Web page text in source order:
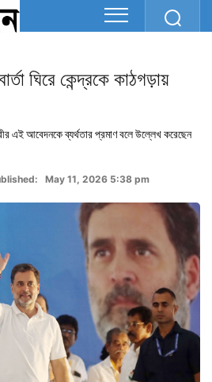
ঘিরে কেন্দ্রকে কাঠগড়ায়
এই আবেদনকে ব্যর্থতার প্রমাণ বলে উল্লেখ করেছেন
May 11, 2026 5:38 pm